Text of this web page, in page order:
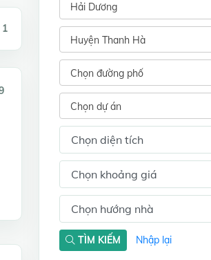
Hải Dương
Huyện Thanh Hà
Chọn đường phố
Chọn dự án
TÌM KIẾM Nhập lại